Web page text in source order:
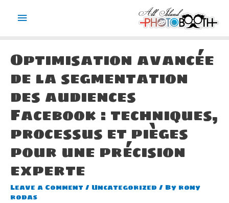
Main
Optimisation avancée
de la segmentation
des audiences
Facebook : techniques,
processus et pièges
pour une précision
experte
Leave a Comment / Uncategorized / By rony
rodas